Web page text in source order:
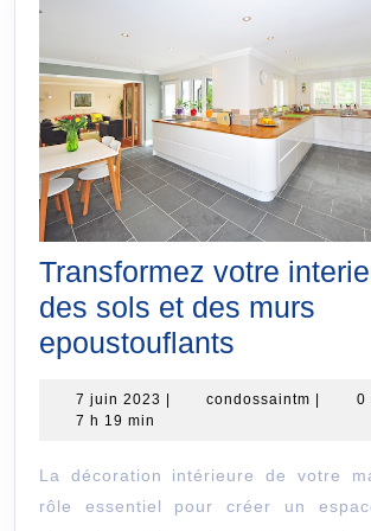
Transformez votre
des sols et des murs
epoustouflants
interieur
des
sols
7 juin 2023 7
condossaintm 0
7 h 19 min
La décoration intérieure de votre maison joue un
rôle essentiel pour créer un